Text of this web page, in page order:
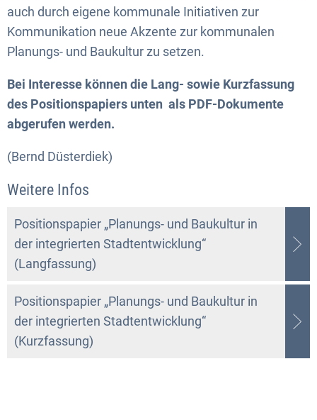
auch durch eigene kommunale Initiativen zur
Kommunikation neue Akzente zur kommunalen
Planungs- und Baukultur zu setzen.
Bei Interesse können die Lang- sowie Kurzfassung
des Positionspapiers unten als PDF-Dokumente
abgerufen werden.
(Bernd Düsterdiek)
Weitere Infos
Positionspapier „Planungs- und Baukultur in
der integrierten Stadtentwicklung“
(Langfassung)
Positionspapier „Planungs- und Baukultur in
der integrierten Stadtentwicklung“
(Kurzfassung)